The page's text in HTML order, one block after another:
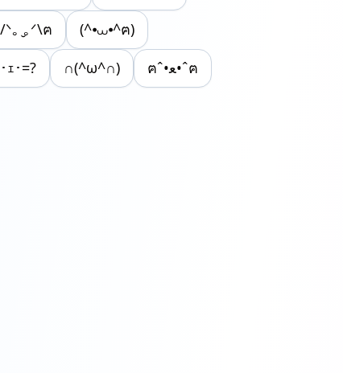
ᐠ｡ ̮｡ᐟ\ฅ (^⦁⩊⦁^ฅ)
ｪ･=? ∩(^ω^∩) ฅˆ•ﻌ•ˆฅ